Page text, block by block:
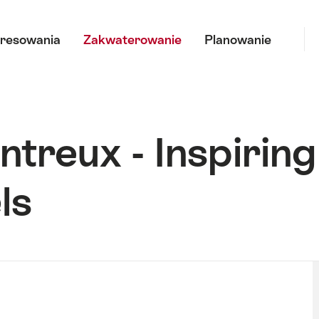
Zakwaterowanie Planowanie
- Inspiring